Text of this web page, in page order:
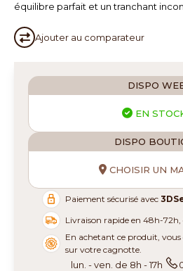
équilibre parfait et un tranchant
Ajouter au comparateur
DISPO
EN
DISPO
CHOISIR UN
Paiement sécurisé avec
Livraison rapide en 48h-
En achetant ce produit,
sur votre cagnotte.
lun. - ven. de 8h - 17h